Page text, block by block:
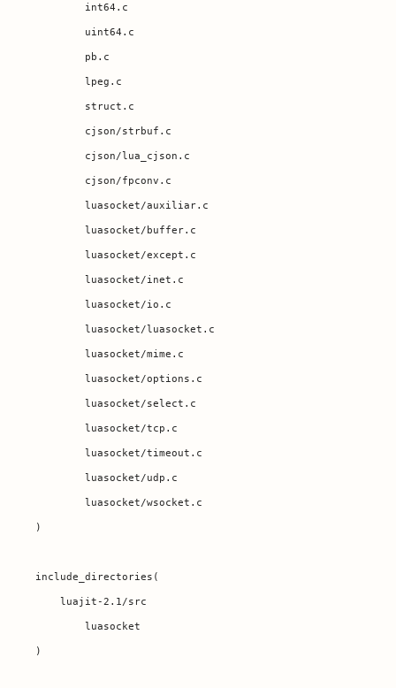
)
include_directories(
    luajit-2.1/src
)